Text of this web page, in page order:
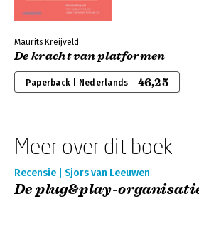
Maurits Kreijveld
De kracht van platformen
Paperback | Nederlands 46,25
Meer over dit boek
Recensie | Sjors van Leeuwen
De plug&play-